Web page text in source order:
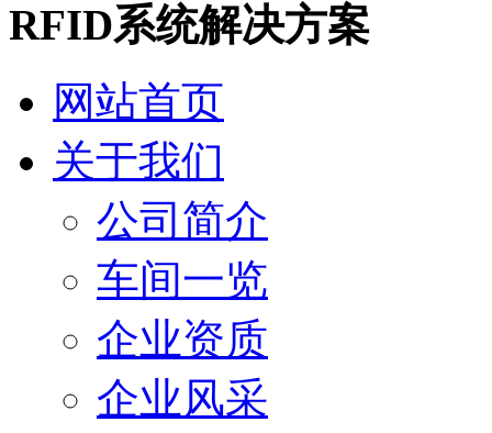
RFID系统解决方案
网站首页
关于我们
公司简介
车间一览
企业资质
企业风采